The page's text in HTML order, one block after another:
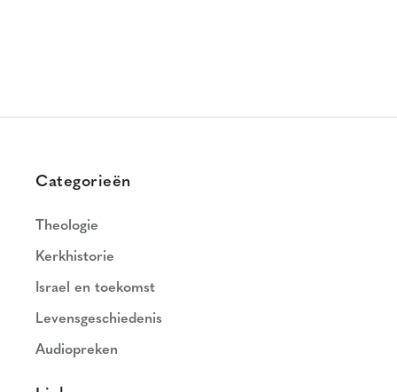
Categorieën
Theologie
Kerkhistorie
Israel en toekomst
Levensgeschiedenis
Audiopreken